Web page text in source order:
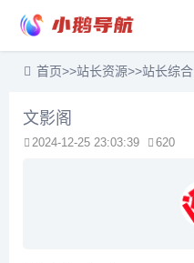
首页>>站长资源>>站长综合
文影阁
2024-12-25 23:03:39 620